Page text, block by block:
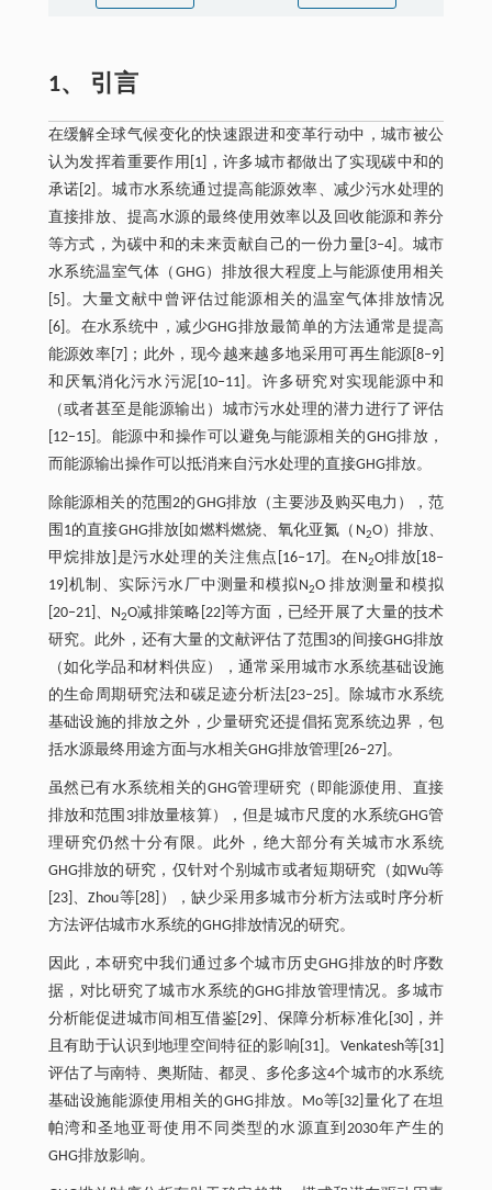
1、 引言
在缓解全球气候变化的快速跟进和变革行动中，城市被公
认为发挥着重要作用[1]，许多城市都做出了实现碳中和的
承诺[2]。城市水系统通过提高能源效率、减少污水处理的
直接排放、提高水源的最终使用效率以及回收能源和养分
等方式，为碳中和的未来贡献自己的一份力量[3‒4]。城市
水系统温室气体（GHG）排放很大程度上与能源使用相关
[5]。大量文献中曾评估过能源相关的温室气体排放情况
[6]。在水系统中，减少GHG排放最简单的方法通常是提高
能源效率[7]；此外，现今越来越多地采用可再生能源[8‒9]
和厌氧消化污水污泥[10‒11]。许多研究对实现能源中和
（或者甚至是能源输出）城市污水处理的潜力进行了评估
[12‒15]。能源中和操作可以避免与能源相关的GHG排放，
而能源输出操作可以抵消来自污水处理的直接GHG排放。
除能源相关的范围2的GHG排放（主要涉及购买电力），范
围1的直接GHG排放[如燃料燃烧、氧化亚氮（N2O）排放、
甲烷排放]是污水处理的关注焦点[16‒17]。在N2O排放[18‒
19]机制、实际污水厂中测量和模拟N2O 排放测量和模拟
[20‒21]、N2O减排策略[22]等方面，已经开展了大量的技术
研究。此外，还有大量的文献评估了范围3的间接GHG排放
（如化学品和材料供应），通常采用城市水系统基础设施
的生命周期研究法和碳足迹分析法[23‒25]。除城市水系统
基础设施的排放之外，少量研究还提倡拓宽系统边界，包
括水源最终用途方面与水相关GHG排放管理[26‒27]。
虽然已有水系统相关的GHG管理研究（即能源使用、直接
排放和范围3排放量核算），但是城市尺度的水系统GHG管
理研究仍然十分有限。此外，绝大部分有关城市水系统
GHG排放的研究，仅针对个别城市或者短期研究（如Wu等
[23]、Zhou等[28]），缺少采用多城市分析方法或时序分析
方法评估城市水系统的GHG排放情况的研究。
因此，本研究中我们通过多个城市历史GHG排放的时序数
据，对比研究了城市水系统的GHG排放管理情况。多城市
分析能促进城市间相互借鉴[29]、保障分析标准化[30]，并
且有助于认识到地理空间特征的影响[31]。Venkatesh等[31]
评估了与南特、奥斯陆、都灵、多伦多这4个城市的水系统
基础设施能源使用相关的GHG排放。Mo等[32]量化了在坦
帕湾和圣地亚哥使用不同类型的水源直到2030年产生的
GHG排放影响。